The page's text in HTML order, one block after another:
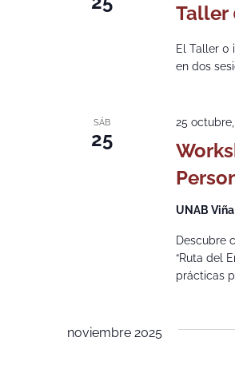
Taller
El Taller 0
en dos
SÁB
25
25
UNAB
Descubre
“Ruta del
prácticas
noviembre 2025